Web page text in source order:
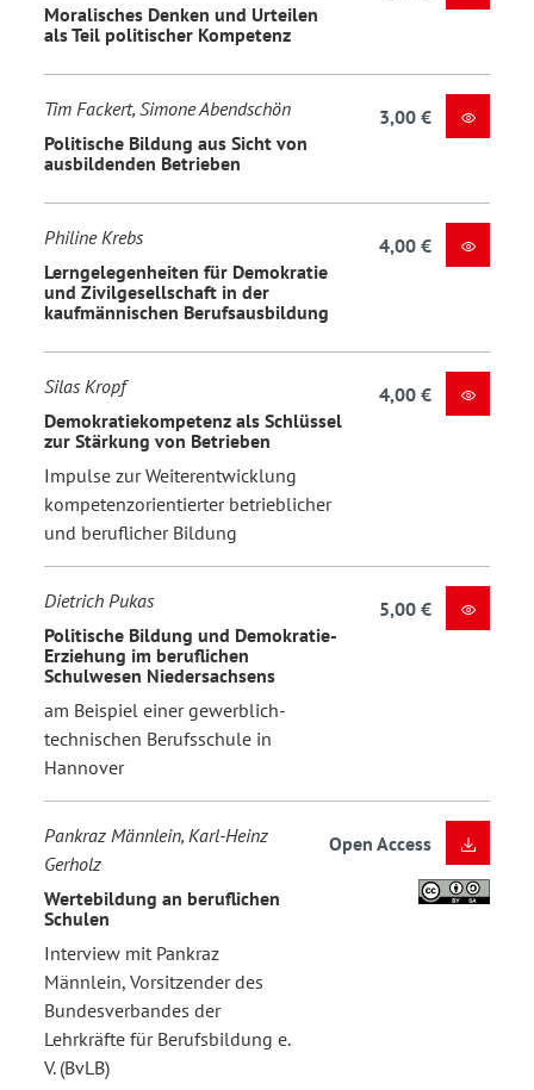
Moralisches Denken und Urteilen
als Teil politischer Kompetenz
Tim Fackert, Simone Abendschön
Politische Bildung aus Sicht von
ausbildenden Betrieben
3,00 €
Philine Krebs
Lerngelegenheiten für Demokratie
und Zivilgesellschaft in der
kaufmännischen Berufsausbildung
4,00 €
Silas Kropf
Demokratiekompetenz als Schlüssel
zur Stärkung von Betrieben
Impulse zur Weiterentwicklung
kompetenzorientierter betrieblicher
und beruflicher Bildung
4,00 €
Dietrich Pukas
Politische Bildung und Demokratie-
Erziehung im beruflichen
Schulwesen Niedersachsens
am Beispiel einer gewerblich-
technischen Berufsschule in
Hannover
5,00 €
Pankraz Männlein, Karl-Heinz
Gerholz
Wertebildung an beruflichen
Schulen
Interview mit Pankraz
Männlein, Vorsitzender des
Bundesverbandes der
Lehrkräfte für Berufsbildung e.
V. (BvLB)
Open Access